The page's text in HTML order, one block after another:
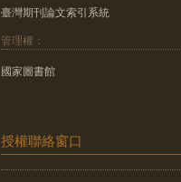
臺灣期刊論文索引系統
管理權：
國家圖書館
授權聯絡窗口